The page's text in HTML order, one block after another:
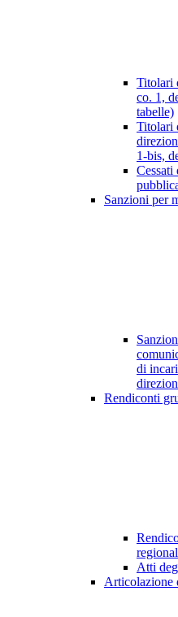
Titolari
co. 1,
tabelle)
Titolari
1-bis,
Cessati
Sanzioni per
di
Rendiconti
Atti
Articolazione